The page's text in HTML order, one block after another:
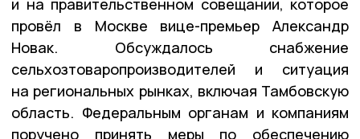
провёл в Москве вице-премьер Александр
Новак. Обсуждалось снабжение
сельхозтоваропроизводителей и ситуация
на региональных рынках, включая Тамбовскую
область. Федеральным органам и компаниям
поручено принять меры по обеспечению